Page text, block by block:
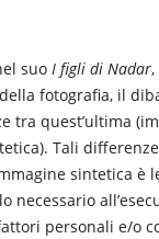
suo I figli di Nadar
fotografia, il
tra quest’ultima
Tali
sintetica è
necessario
personali e/o